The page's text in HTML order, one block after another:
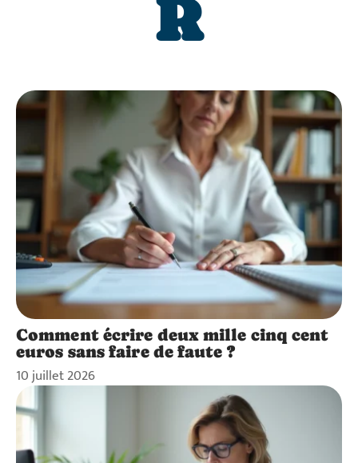
R
Comment écrire deux mille cinq cent
euros sans faire de faute ?
10 juillet 2026